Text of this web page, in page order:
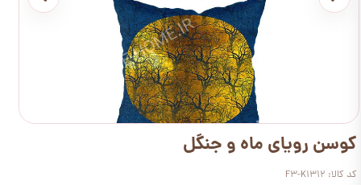
کوسن رویای ماه و جنگل
کد کالا: F3-K1312